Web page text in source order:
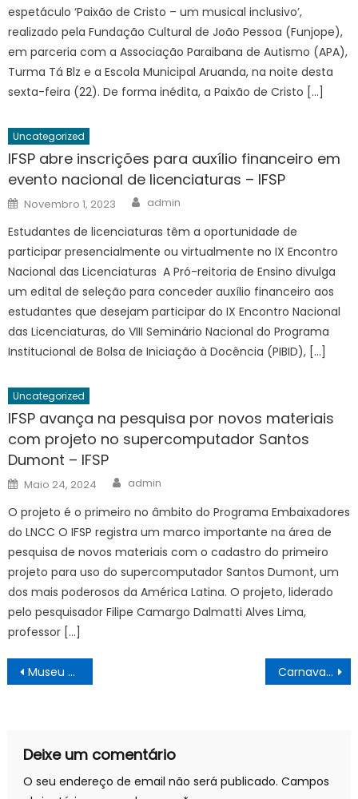
espetáculo ‘Paixão de Cristo – um musical inclusivo’,
realizado pela Fundação Cultural de João Pessoa (Funjope),
em parceria com a Associação Paraibana de Autismo (APA),
Turma Tá Blz e a Escola Municipal Aruanda, na noite desta
sexta-feira (22). De forma inédita, a Paixão de Cristo […]
Uncategorized
IFSP abre inscrições para auxílio financeiro em
evento nacional de licenciaturas – IFSP
Posted
on
Novembro 1, 2023 Author
admin
Estudantes de licenciaturas têm a oportunidade de
participar presencialmente ou virtualmente no IX Encontro
Nacional das Licenciaturas A Pró-reitoria de Ensino divulga
um edital de seleção para conceder auxílio financeiro aos
estudantes que desejam participar do IX Encontro Nacional
das Licenciaturas, do VIII Seminário Nacional do Programa
Institucional de Bolsa de Iniciação à Docência (PIBID), […]
Uncategorized
IFSP avança na pesquisa por novos materiais
com projeto no supercomputador Santos
Dumont – IFSP
Posted
on
Maio 24, 2024 Author
admin
O projeto é o primeiro no âmbito do Programa Embaixadores
do LNCC O IFSP registra um marco importante na área de
pesquisa de novos materiais com o cadastro do primeiro
projeto para uso do supercomputador Santos Dumont, um
dos mais poderosos da América Latina. O projeto, liderado
pelo pesquisador Filipe Camargo Dalmatti Alves Lima,
professor […]
Navegação
de
Museu está com inscrições abertas para Curso de História da Arte Carnaval: Prefeitura divulga o esquema operacional para os desfiles das escolas de samba – Prefeitura da Cidade do Rio de Janeiro
Deixe um comentário
O seu endereço de email não será publicado. Campos